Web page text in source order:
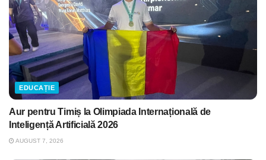
EDUCAȚIE
Aur pentru Timiș la Olimpiada Internațională de
Inteligență Artificială 2026
AUGUST 7, 2026